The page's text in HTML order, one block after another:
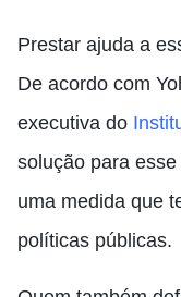
Prestar ajuda a
De acordo com
executiva do
solução para
uma medida que
políticas públicas.